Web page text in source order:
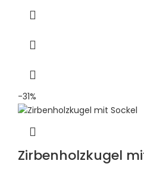
-31%
Zirbenholzkugel